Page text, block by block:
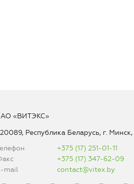
«ВИТЭКС»
Республика Беларусь, г.
+375 (17) 251-01-11
+375 (17) 347-62-09
mail
contact@vitex.by